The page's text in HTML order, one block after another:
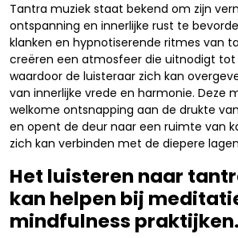
Tantra muziek staat bekend om zijn
ontspanning en innerlijke rust te
klanken en hypnotiserende ritmes van
creëren een atmosfeer die uitnodigt
waardoor de luisteraar zich kan
van innerlijke vrede en harmonie. Deze
welkome ontsnapping aan de drukte
en opent de deur naar een ruimte van
zich kan verbinden met de diepere
Het luisteren naar
kan helpen bij
mindfulness praktijken.